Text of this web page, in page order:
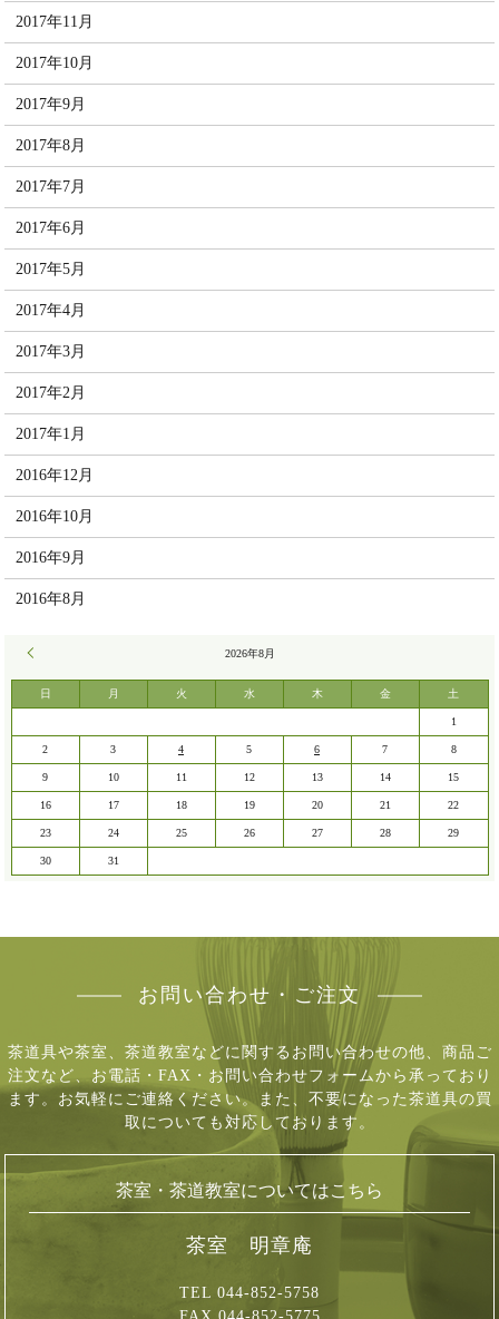
2017年11月
2017年10月
2017年9月
2017年8月
2017年7月
2017年6月
2017年5月
2017年4月
2017年3月
2017年2月
2017年1月
2016年12月
2016年10月
2016年9月
2016年8月
2026年8月
日 月 火 水 木 金 土
1
2 3 4 5 6 7 8
9 10 11 12 13 14 15
16 17 18 19 20 21 22
23 24 25 26 27 28 29
30 31
お問い合わせ・ご注文
茶道具や茶室、茶道教室などに関するお問い合わせの他、商品ご
注文など、 お電話・FAX・お問い合わせフォームから承っており
ます。お気軽にご連絡ください。 また、不要になった茶道具の買
取についても対応しております。
茶室・茶道教室についてはこちら
茶室 明章庵
TEL 044-852-5758